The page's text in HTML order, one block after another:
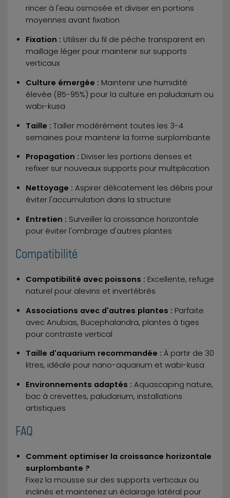
rincer à l'eau osmosée et diviser en portions
moyennes avant fixation
Fixation : Utiliser du fil de pêche transparent en
maillage léger pour maintenir sur supports
verticaux
Culture émergée : Maintenir une humidité
élevée (85-95%) pour la culture en paludarium ou
wabi-kusa
Taille : Tailler modérément toutes les 3-4
semaines pour maintenir la forme surplombante
Propagation : Diviser les portions denses et
refixer sur nouveaux supports pour multiplication
Nettoyage : Aspirer délicatement les débris pour
éviter l'accumulation dans la structure
Entretien : Surveiller la croissance horizontale
pour éviter l'ombrage d'autres plantes
Compatibilité
Compatibilité avec poissons : Excellente, refuge
naturel pour alevins et invertébrés
Associations avec d'autres plantes : Parfaite
avec Anubias, Bucephalandra, plantes à tiges
pour contraste vertical
Taille d'aquarium recommandée : À partir de 30
litres, idéale pour nano-aquarium et wabi-kusa
Environnements adaptés : Aquascaping nature,
bac à crevettes, paludarium, installations
artistiques
FAQ
Comment optimiser la croissance horizontale
surplombante ?
Fixez la mousse sur des supports verticaux ou
inclinés et maintenez un éclairage latéral pour